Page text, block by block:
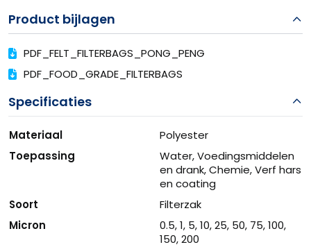
Product bijlagen
PDF_FELT_FILTERBAGS_PONG_PENG
PDF_FOOD_GRADE_FILTERBAGS
Specificaties
Materiaal
Polyester
Toepassing
Water, Voedingsmiddelen
en drank, Chemie, Verf hars
en coating
Soort
Filterzak
Micron
0.5, 1, 5, 10, 25, 50, 75, 100,
150, 200